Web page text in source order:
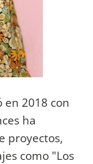
2018 con
ha
proyectos,
como "Los